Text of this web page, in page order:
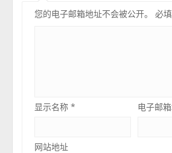
您的电子邮箱地址不会被公开。 必
显示名称* 电子邮
网站地址